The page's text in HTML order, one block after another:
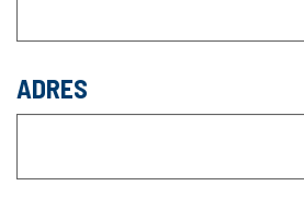
ADRES